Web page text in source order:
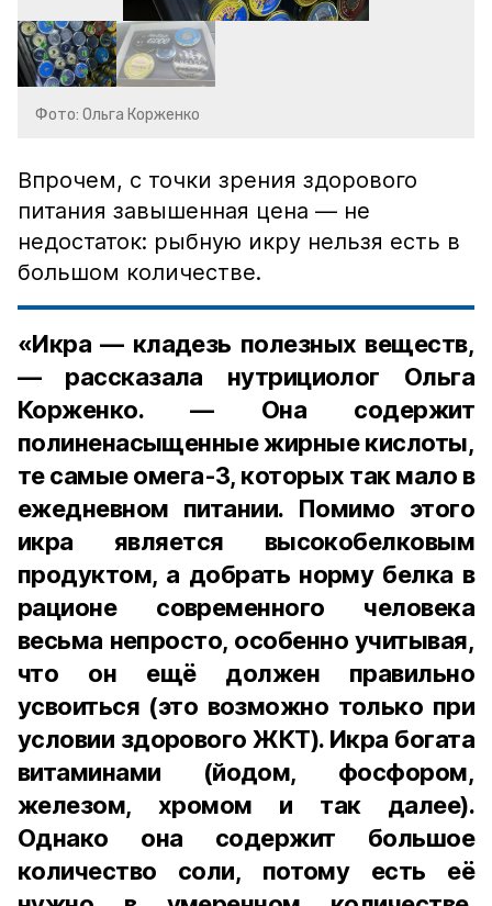
Фото: Ольга Корженко
Впрочем, с точки зрения здорового
питания завышенная цена — не
недостаток: рыбную икру нельзя есть в
большом количестве.
«Икра — кладезь полезных веществ,
— рассказала нутрициолог Ольга
Корженко. — Она содержит
полиненасыщенные жирные кислоты,
те самые омега-3, которых так мало в
ежедневном питании. Помимо этого
икра является высокобелковым
продуктом, а добрать норму белка в
рационе современного человека
весьма непросто, особенно учитывая,
что он ещё должен правильно
усвоиться (это возможно только при
условии здорового ЖКТ). Икра богата
витаминами (йодом, фосфором,
железом, хромом и так далее).
Однако она содержит большое
количество соли, потому есть её